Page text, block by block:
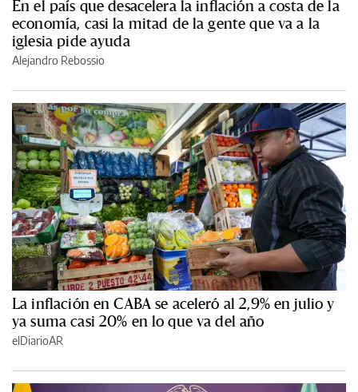
En el país que desacelera la inflación a costa de la
economía, casi la mitad de la gente que va a la
iglesia pide ayuda
Alejandro Rebossio
La inflación en CABA se aceleró al 2,9% en julio y
ya suma casi 20% en lo que va del año
elDiarioAR